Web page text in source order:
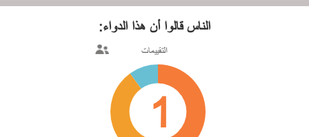
الناس قالوا أن هذا الدواء:
التقييمات
1